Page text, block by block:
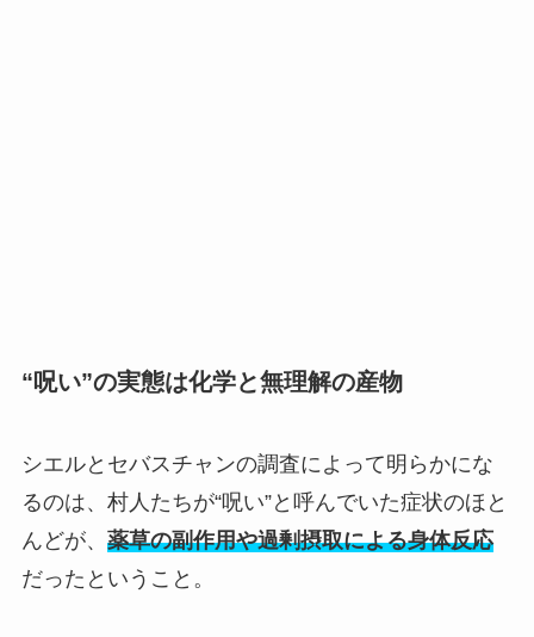
“呪い”の実態は化学と無理解の産物
シエルとセバスチャンの調査によって明らかにな
るのは、村人たちが“呪い”と呼んでいた症状のほと
んどが、 薬草の副作用や過剰摂取による身体反応
だったということ。